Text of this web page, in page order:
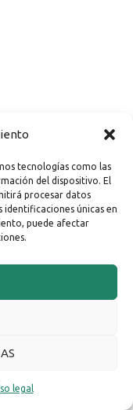
tecnologías como las
del dispositivo. El
procesar datos
únicas en
puede afectar
legal